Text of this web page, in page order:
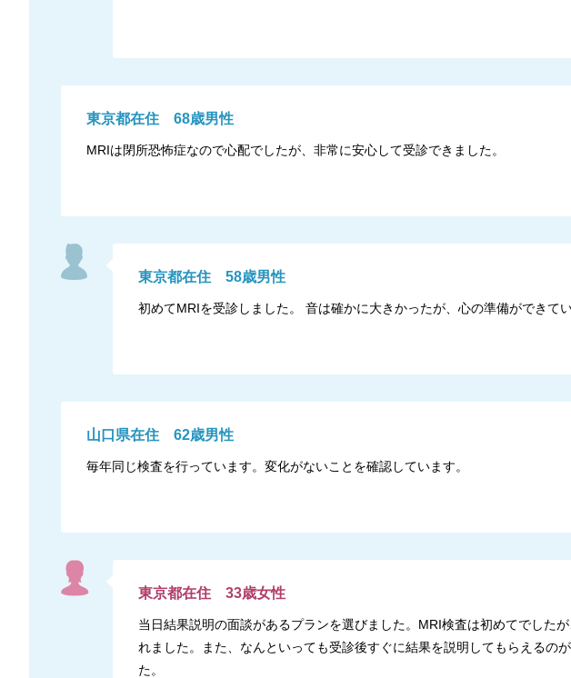
東京都在住 68歳男性
MRIは閉所恐怖症なので心配でしたが、非常に安心して受診できました。
東京都在住 58歳男性
初めてMRIを受診しました。 音は確かに大きかったが、心の準備ができて
山口県在住 62歳男性
毎年同じ検査を行っています。変化がないことを確認しています。
東京都在住 33歳女性
当日結果説明の面談があるプランを選びました。MRI検査は初めてでした
れました。また、なんといっても受診後すぐに結果を説明してもらえるの
た。